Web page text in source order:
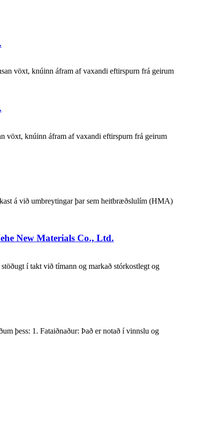
vöxt, knúinn áfram af vaxandi eftirspurn frá geirum
knúinn áfram af vaxandi eftirspurn frá geirum
á við umbreytingar þar sem heitbræðslulím (HMA)
New Materials Co., Ltd.
í takt við tímann og markað stórkostlegt og
þess: 1. Fataiðnaður: Það er notað í vinnslu og